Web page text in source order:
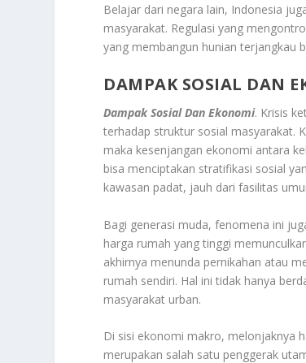
Belajar dari negara lain, Indonesia
masyarakat. Regulasi yang
yang membangun hunian terjangkau
DAMPAK SOSIAL DAN
Dampak Sosial Dan Ekonomi. Krisis
terhadap struktur sosial masyarakat.
maka kesenjangan ekonomi antara
bisa menciptakan stratifikasi sosial
kawasan padat, jauh dari fasilitas
Bagi generasi muda, fenomena ini
harga rumah yang tinggi
akhirnya menunda pernikahan atau
rumah sendiri. Hal ini tidak hanya
masyarakat urban.
Di sisi ekonomi makro, melonjaknya
merupakan salah satu penggerak